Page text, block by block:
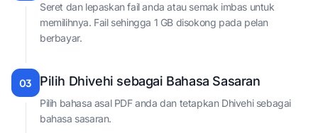
Seret dan lepaskan fail anda atau semak imbas untuk
memilihnya. Fail sehingga 1 GB disokong pada pelan
berbayar.
03 Pilih Dhivehi sebagai Bahasa Sasaran
Pilih bahasa asal PDF anda dan tetapkan Dhivehi sebagai
bahasa sasaran.